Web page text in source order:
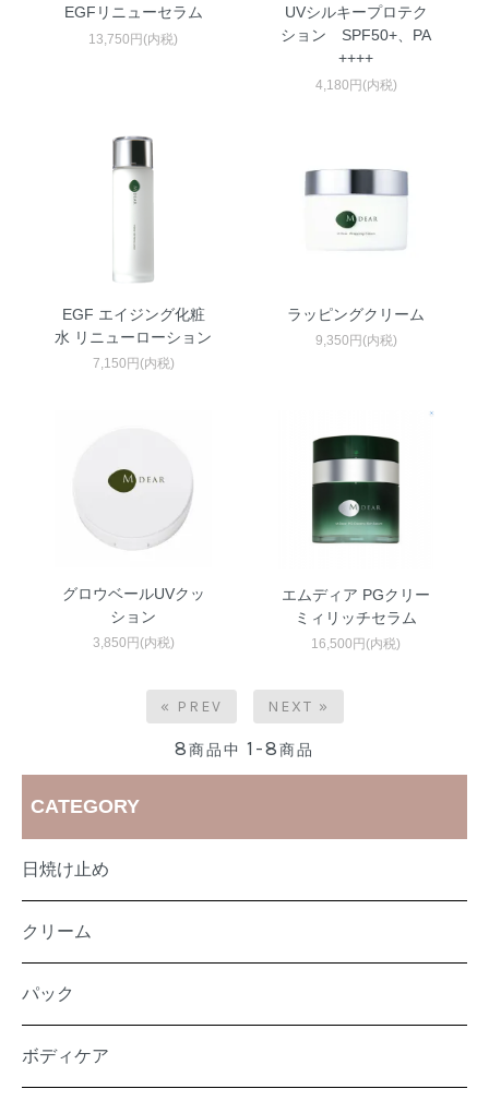
EGFリニューセラム
13,750円(内税)
UVシルキープロテク
ション SPF50+、PA
++++
4,180円(内税)
EGF エイジング化粧
水 リニューローション
7,150円(内税)
ラッピングクリーム
9,350円(内税)
グロウベールUVクッ
ション
3,850円(内税)
エムディア PGクリー
ミィリッチセラム
16,500円(内税)
« PREV NEXT »
8商品中 1-8商品
CATEGORY
日焼け止め
クリーム
パック
ボディケア